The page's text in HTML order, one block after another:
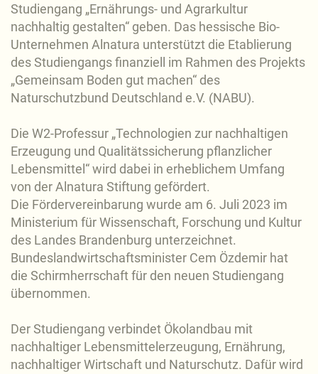
Studiengang „Ernährungs- und Agrarkultur
nachhaltig gestalten“ geben. Das hessische Bio-
Unternehmen Alnatura unterstützt die Etablierung
des Studiengangs finanziell im Rahmen des Projekts
„Gemeinsam Boden gut machen“ des
Naturschutzbund Deutschland e.V. (NABU).
Die W2-Professur „Technologien zur nachhaltigen
Erzeugung und Qualitätssicherung pflanzlicher
Lebensmittel“ wird dabei in erheblichem Umfang
von der Alnatura Stiftung gefördert.
Die Fördervereinbarung wurde am 6. Juli 2023 im
Ministerium für Wissenschaft, Forschung und Kultur
des Landes Brandenburg unterzeichnet.
Bundeslandwirtschaftsminister Cem Özdemir hat
die Schirmherrschaft für den neuen Studiengang
übernommen.
Der Studiengang verbindet Ökolandbau mit
nachhaltiger Lebensmittelerzeugung, Ernährung,
nachhaltiger Wirtschaft und Naturschutz. Dafür wird